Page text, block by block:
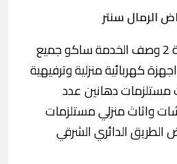
الرمال سنتر
مستوى أسعار الخدمة 2 وصف الخدمة ساكو جميع
كهربائية منزلية وترفيهية
مستلزمات دهانين عدد
واثاث منزلي مستلزمات
الطريق الدائري الشرقي